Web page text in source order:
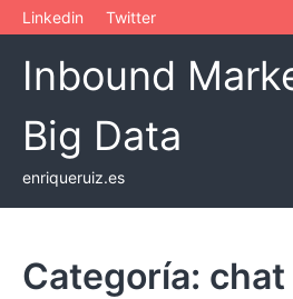
Skip
content
Linkedin Twitter
Inbound
Big Data
enriqueruiz.es
Categoría: chat